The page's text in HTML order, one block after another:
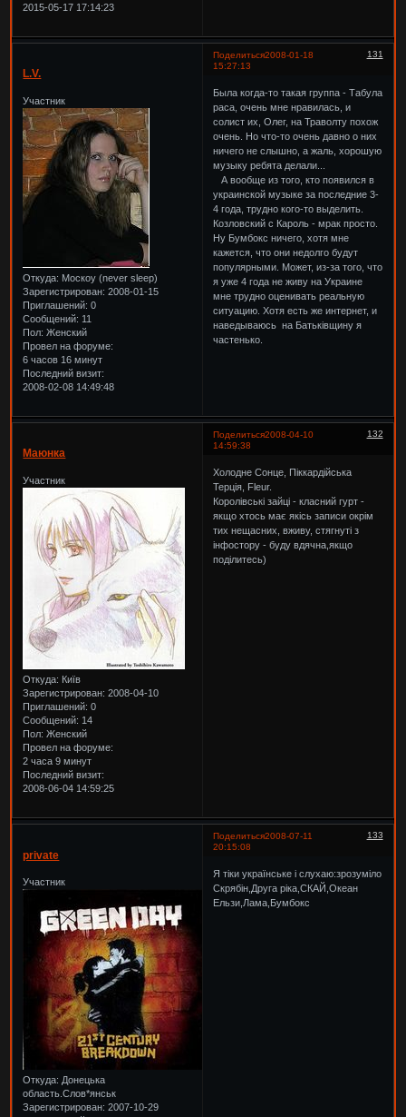
2015-05-17 17:14:23
Поделиться 131
2008-01-18
15:27:13
L.V.
Участник
Откуда: Москоу (never sleep)
Зарегистрирован: 2008-01-15
Приглашений: 0
Сообщений: 11
Пол: Женский
Провел на форуме:
6 часов 16 минут
Последний визит:
2008-02-08 14:49:48
Была когда-то такая группа - Табула
раса, очень мне нравилась, и
солист их, Олег, на Траволту похож
очень. Но что-то очень давно о них
ничего не слышно, а жаль, хорошую
музыку ребята делали...
А вообще из того, кто появился в
украинской музыке за последние 3-
4 года, трудно кого-то выделить.
Козловский с Кароль - мрак просто.
Ну Бумбокс ничего, хотя мне
кажется, что они недолго будут
популярными. Может, из-за того, что
я уже 4 года не живу на Украине
мне трудно оценивать реальную
ситуацию. Хотя есть же интернет, и
наведываюсь на Батькiвщину я
частенько.
Поделиться 132
2008-04-10
14:59:38
Маюнка
Участник
Откуда: Київ
Зарегистрирован: 2008-04-10
Приглашений: 0
Сообщений: 14
Пол: Женский
Провел на форуме:
2 часа 9 минут
Последний визит:
2008-06-04 14:59:25
Холодне Сонце, Піккардійська
Терція, Fleur.
Королівські зайці - класний гурт -
якщо хтось має якісь записи окрім
тих нещасних, вживу, стягнуті з
інфостору - буду вдячна,якщо
поділитесь)
Поделиться 133
2008-07-11
20:15:08
private
Участник
Откуда: Донецька
область.Слов*янськ
Зарегистрирован: 2007-10-29
Я тіки українське і слухаю:зрозуміло
Скрябін,Друга ріка,СКАЙ,Океан
Ельзи,Лама,Бумбокс